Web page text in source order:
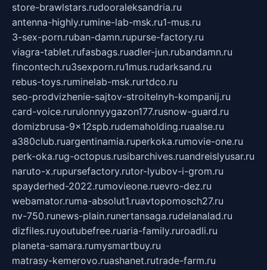
store-brawlstars.rudooraleksandria.ru
antenna-highly.rumine-lab-msk.ru1-mus.ru
3-sex-porn.ruban-damn.rupurse-factory.ru
viagra-tablet.rufasbags.ruadler-jun.rubandamn.ru
fincontech.ru3sexporn.ru1mus.rudarksand.ru
rebus-toys.ruminelab-msk.rurtdco.ru
seo-prodvizhenie-sajtov-stroitelnyh-kompanij.ru
card-voice.rurulonnyygazon177.rusnow-guard.ru
domizbrusa-9x12spb.rudemaholding.ruaalse.ru
a380club.ruargentinamia.ruperkoka.rumovie-one.ru
perk-oka.rug-octopus.rusibarchives.ruandreislyusar.ru
naruto-x.rupursefactory.rutor-lyubov-i-grom.ru
spayderhed-2022.rumovieone.ruevro-dez.ru
webamator.ruma-absolut1.ruavtopomosch27.ru
nv-750.runews-plain.runertansaga.rudelanalad.ru
dizfiles.ruyoutubefree.ruaria-family.ruroadli.ru
planeta-samara.rumysmartbuy.ru
matrasy-kemerovo.ruashanet.rutrade-farm.ru